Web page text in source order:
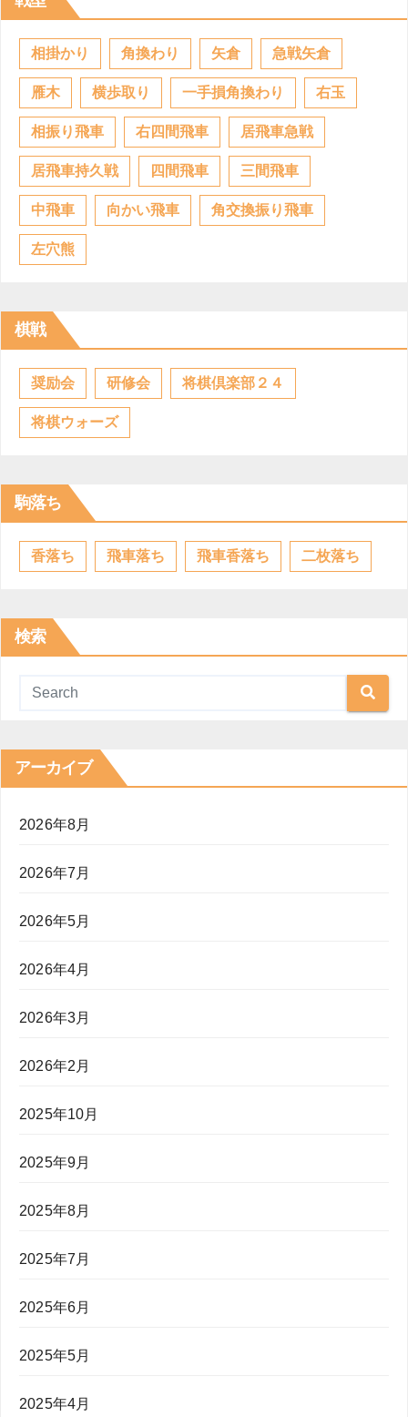
相掛かり 角換わり 矢倉 急戦矢倉
雁木 横歩取り 一手損角換わり 右玉
相振り飛車 右四間飛車 居飛車急戦
居飛車持久戦 四間飛車 三間飛車
中飛車 向かい飛車 角交換振り飛車
左穴熊
棋戦
奨励会 研修会 将棋倶楽部２４
将棋ウォーズ
駒落ち
香落ち 飛車落ち 飛車香落ち 二枚落ち
検索
アーカイブ
2026年8月
2026年7月
2026年5月
2026年4月
2026年3月
2026年2月
2025年10月
2025年9月
2025年8月
2025年7月
2025年6月
2025年5月
2025年4月